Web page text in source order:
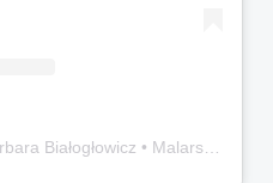
Post udostępniony przez Barbara Białogłowicz • Malarstwo • Painting (@basia.bialoglowicz)